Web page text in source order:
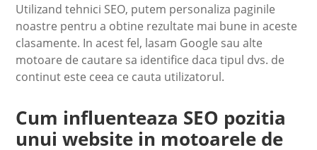
Utilizand tehnici SEO, putem personaliza paginile
noastre pentru a obtine rezultate mai bune in aceste
clasamente. In acest fel, lasam Google sau alte
motoare de cautare sa identifice daca tipul dvs. de
continut este ceea ce cauta utilizatorul.
Cum influenteaza SEO pozitia
unui website in motoarele de